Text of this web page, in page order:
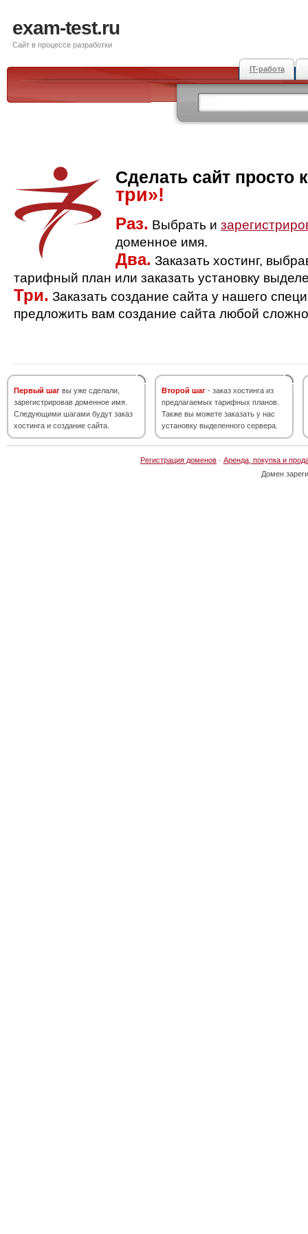
exam-test.ru
Сайт в процессе разработки
IT-работа
Сделать сайт просто
три»!
Раз. Выбрать и
доменное имя.
Два. Заказать хостинг,
тарифный план или заказать установку
Три. Заказать создание сайта у нашего
предложить вам создание сайта любой
Первый шаг вы уже сделали,
зарегистрировав доменное имя.
Следующими шагами будут заказ
хостинга и создание сайта.
Второй шаг - заказ хостинга из
предлагаемых тарифных планов.
Также вы можете заказать у нас
установку выделенного сервера.
Регистрация доменов · Аренда, покупка и
Домен